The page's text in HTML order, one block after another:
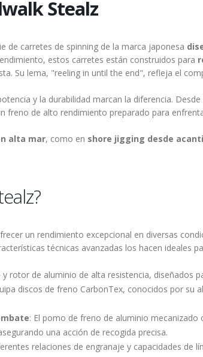
Stealz
de carretes de spinning de la marca japonesa
estos carretes están construidos para
Su lema, "reeling in until the end", refleja el
y la durabilidad marcan la diferencia.
freno de alto rendimiento preparado para
alta mar, como en shore jigging desde
un rendimiento excepcional en diversas
técnicas avanzadas los hacen ideales
y rotor de aluminio de alta resistencia, diseñados
discos de freno CarbonTex, conocidos por su
: El pomo de freno de aluminio
una acción de recogida precisa.
relaciones de engranaje y capacidades de